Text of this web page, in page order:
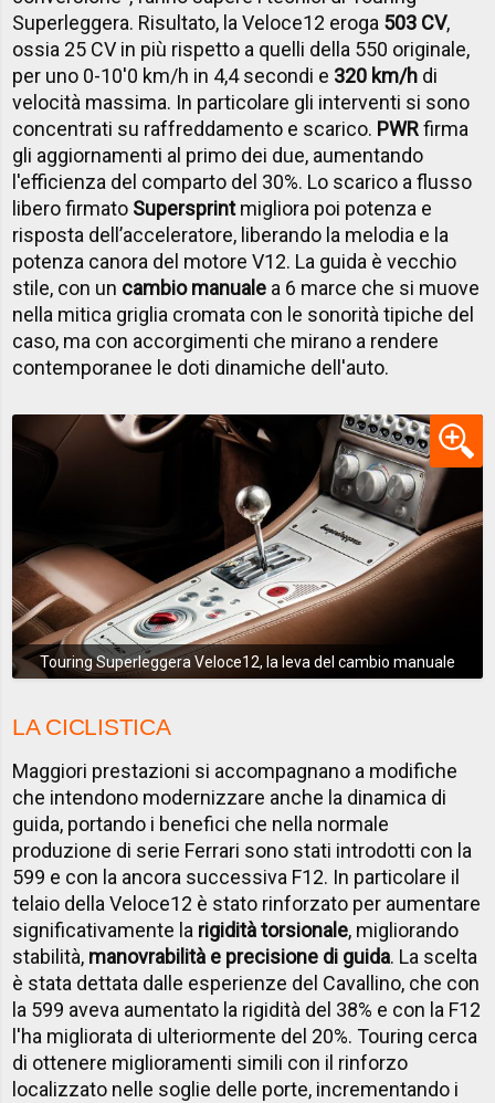
Superleggera. Risultato, la Veloce12 eroga 503 CV,
ossia 25 CV in più rispetto a quelli della 550 originale,
per uno 0-10'0 km/h in 4,4 secondi e 320 km/h di
velocità massima. In particolare gli interventi si sono
concentrati su raffreddamento e scarico. PWRfirma
gli aggiornamenti al primo dei due, aumentando
l'efficienza del comparto del 30%. Lo scarico a flusso
libero firmato Supersprintmigliora poi potenza e
risposta dell’acceleratore, liberando la melodia e la
potenza canora del motore V12. La guida è vecchio
stile, con un cambio manuale a 6 marce che si muove
nella mitica griglia cromata con le sonorità tipiche del
caso, ma con accorgimenti che mirano a rendere
contemporanee le doti dinamiche dell'auto.
Touring Superleggera Veloce12, la leva del cambio manuale
LA CICLISTICA
Maggiori prestazioni si accompagnano a modifiche
che intendono modernizzare anche la dinamica di
guida, portando i benefici che nella normale
produzione di serie Ferrari sono stati introdotti con la
599 e con la ancora successiva F12. In particolare il
telaio della Veloce12 è stato rinforzato per aumentare
significativamente la rigidità torsionale, migliorando
stabilità, manovrabilità e precisione di guida. La scelta
è stata dettata dalle esperienze del Cavallino, che con
la 599 aveva aumentato la rigidità del 38% e con la F12
l'ha migliorata di ulteriormente del 20%. Touring cerca
di ottenere miglioramenti simili con il rinforzo
localizzato nelle soglie delle porte, incrementando i